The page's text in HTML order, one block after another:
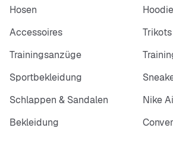
Hosen
Accessoires
Trikots
Trainingsanzüge
Sportbekleidung
Schlappen & Sandalen
Nike
Bekleidung